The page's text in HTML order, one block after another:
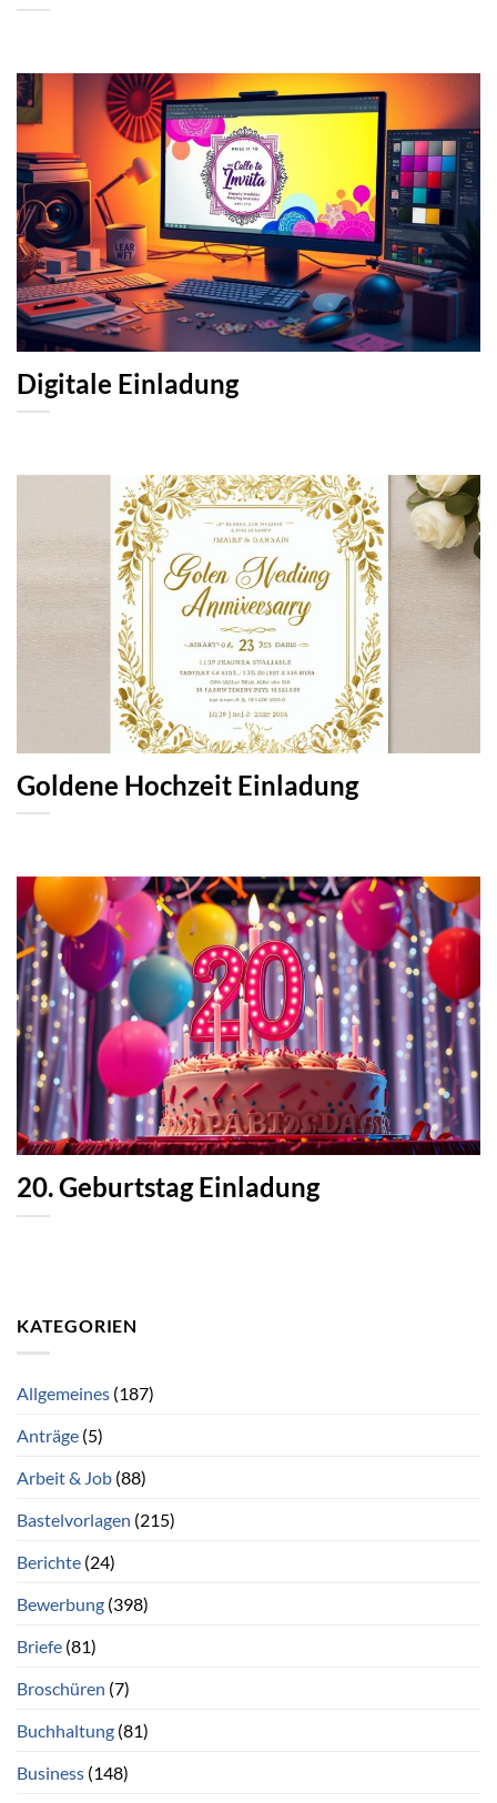
Digitale Einladung
Goldene Hochzeit Einladung
20. Geburtstag Einladung
KATEGORIEN
Allgemeines (187)
Anträge (5)
Arbeit & Job (88)
Bastelvorlagen (215)
Berichte (24)
Bewerbung (398)
Briefe (81)
Broschüren (7)
Buchhaltung (81)
Business (148)